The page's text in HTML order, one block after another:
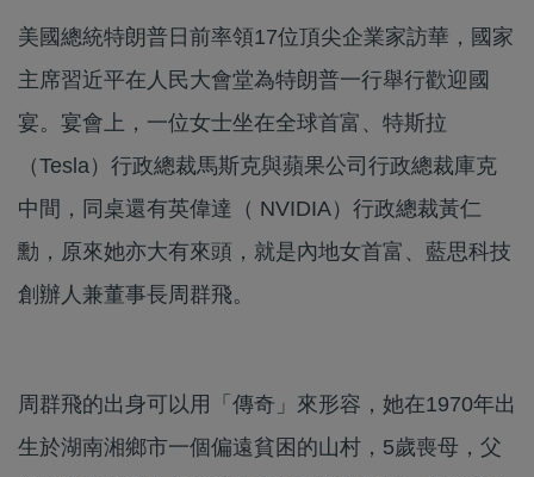
美國總統特朗普日前率領17位頂尖企業家訪華，國家
主席習近平在人民大會堂為特朗普一行舉行歡迎國
宴。宴會上，一位女士坐在全球首富、特斯拉
（Tesla）行政總裁馬斯克與蘋果公司行政總裁庫克
中間，同桌還有英偉達（ NVIDIA）行政總裁黃仁
勳，原來她亦大有來頭，就是內地女首富、藍思科技
創辦人兼董事長周群飛。
周群飛的出身可以用「傳奇」來形容，她在1970年出
生於湖南湘鄉市一個偏遠貧困的山村，5歲喪母，父